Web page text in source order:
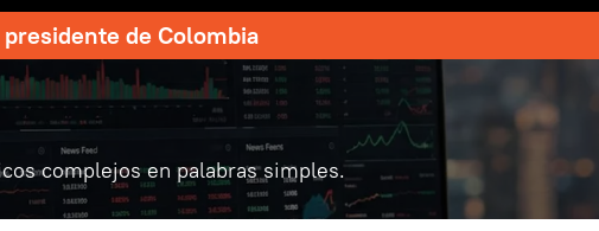
presidente de Colombia
complejos en palabras simples.